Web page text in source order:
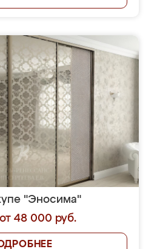
"Эносима"
48 000 руб.